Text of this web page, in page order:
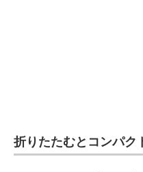
折りたたむとコンパク